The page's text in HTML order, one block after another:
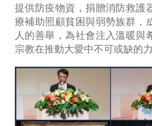
提供防疫物資，捐贈消防救護
療補助照顧貧困與弱勢族群，
人的善舉，為社會注入溫暖與
宗教在推動大愛中不可或缺的力